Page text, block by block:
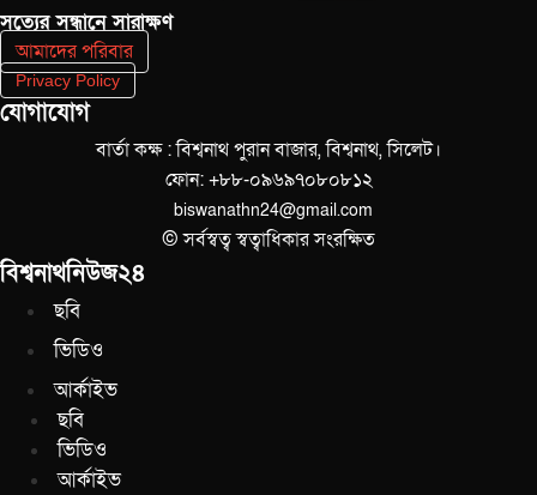
সত‌্যের সন্ধানে সারাক্ষণ
আমাদের পরিবার
Privacy Policy
যোগাযোগ
বার্তা কক্ষ : বিশ্বনাথ পুরান বাজার, বিশ্বনাথ, সিলেট।
ফোন: +৮৮-০৯৬৯৭০৮০৮১২
biswanathn24@gmail.com
© সর্বস্বত্ব স্বত্বাধিকার সংরক্ষিত
বিশ্বনাথনিউজ২৪
ছবি
ভিডিও
আর্কাইভ
ছবি
ভিডিও
আর্কাইভ